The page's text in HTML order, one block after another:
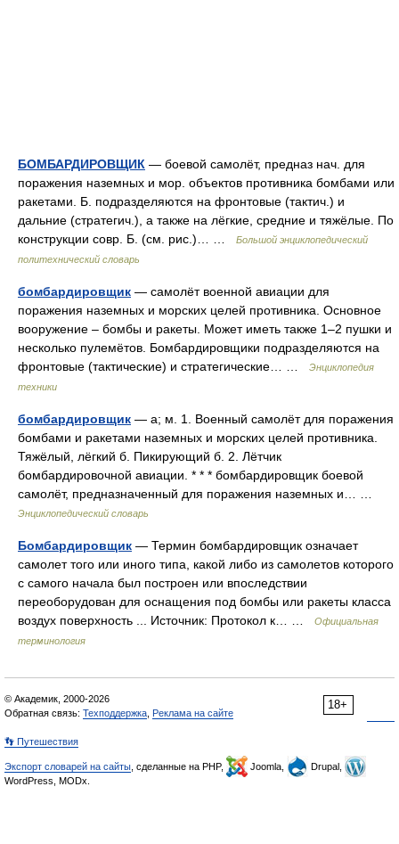
БОМБАРДИРОВЩИК — боевой самолёт, предназ нач. для
поражения наземных и мор. объектов противника бомбами или
ракетами. Б. подразделяются на фронтовые (тактич.) и
дальние (стратегич.), а также на лёгкие, средние и тяжёлые. По
конструкции совр. Б. (см. рис.)… …
Большой энциклопедический
политехнический словарь
бомбардировщик — самолёт военной авиации для
поражения наземных и морских целей противника. Основное
вооружение – бомбы и ракеты. Может иметь также 1–2 пушки и
несколько пулемётов. Бомбардировщики подразделяются на
фронтовые (тактические) и стратегические… …
Энциклопедия
техники
бомбардировщик — а; м. 1. Военный самолёт для поражения
бомбами и ракетами наземных и морских целей противника.
Тяжёлый, лёгкий б. Пикирующий б. 2. Лётчик
бомбардировочной авиации. * * * бомбардировщик боевой
самолёт, предназначенный для поражения наземных и… …
Энциклопедический словарь
Бомбардировщик — Термин бомбардировщик означает
самолет того или иного типа, какой либо из самолетов которого
с самого начала был построен или впоследствии
переоборудован для оснащения под бомбы или ракеты класса
воздух поверхность ... Источник: Протокол к… …
Официальная
терминология
18+
© Академик, 2000-2026
Обратная связь: Техподдержка Реклама на сайте
👣 Путешествия
Экспорт словарей на сайты , сделанные на PHP, Joomla,
Drupal,
WordPress, MODx.